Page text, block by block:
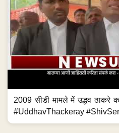
2009 सीडी मामले में उद्धव ठाकरे
#UddhavThackeray